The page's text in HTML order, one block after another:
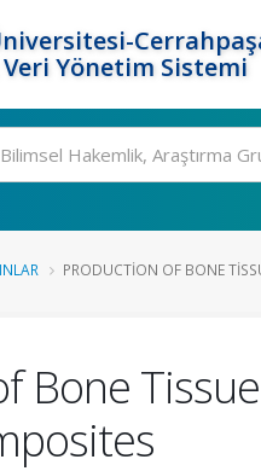
Yönetim Sistemi
PRODUCTION OF BONE
Bone